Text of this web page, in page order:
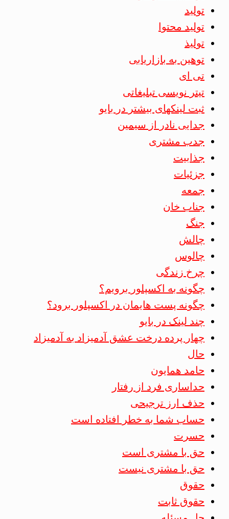
تولید
تولید محتوا
تولیذ
توهین به بازاریابی
تی ای
تیتر نویسی تبلیغاتی
ثبت لینکهای بیشتر در بایو
جدایی نادر از سیمین
جدب مشتری
جذابیت
جزئیات
جمعه
جناب خان
جنگ
چالش
چالوس
چرخ زندگی
چگونه به اکسپلور برویم؟
چگونه پست هایمان در اکسپلور برود؟
چند لینک در بایو
چهار پرده درخت عشق آدمیزاد به آدمیزاد
حال
حامد همایون
حداساری فرد از رفتار
حذف ارز ترجیحی
حساب شما به خطر افتاده است
حسرت
حق با مشتری است
حق با مشتری نیست
حقوق
حقوق ثابت